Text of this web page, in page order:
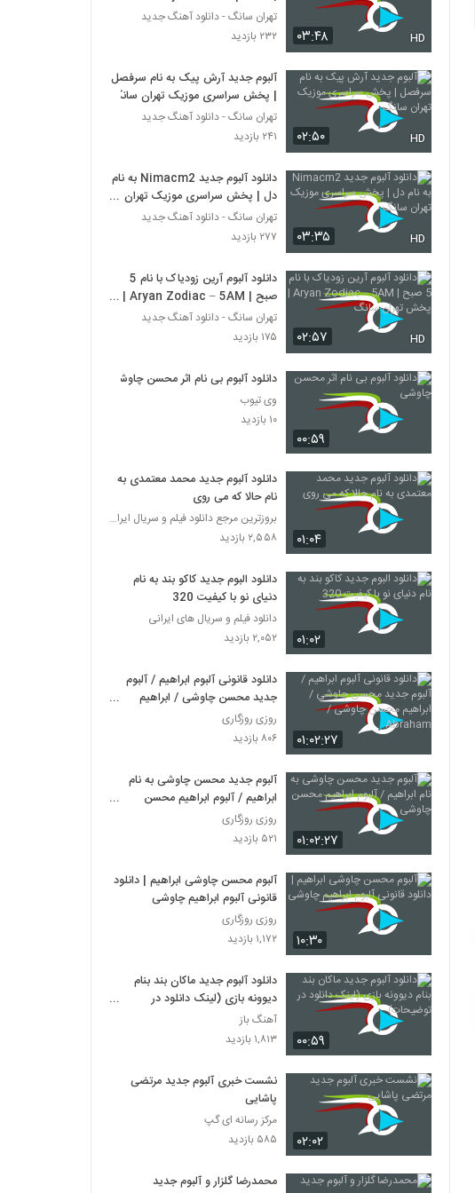
۰۳:۴۸ HD
تهران سانگ - دانلود آهنگ جدید
۲۳۲ بازدید
۰۲:۵۰ HD
آلبوم جدید آرش پیک به نام سرفصل
| پخش سراسری موزیک تهران سانگ
تهران سانگ - دانلود آهنگ جدید
۲۴۱ بازدید
۰۳:۳۵ HD
دانلود آلبوم جدید Nimacm2 به نام
دل | پخش سراسری موزیک تهران
سانگ
تهران سانگ - دانلود آهنگ جدید
۲۷۷ بازدید
۰۲:۵۷ HD
دانلود آلبوم آرین زودیاک با نام 5
صبح | Aryan Zodiac – 5AM |
پخش تهران سانگ
تهران سانگ - دانلود آهنگ جدید
۱۷۵ بازدید
۰۰:۵۹
دانلود آلبوم بی نام اثر محسن چاوشی
وی تیوب
۱۰ بازدید
۰۱:۰۴
دانلود آلبوم جدید محمد معتمدی به
نام حالا که می روی
بروزترین مرجع دانلود فیلم و سریال ایرانی
۲,۵۵۸ بازدید
۰۱:۰۲
دانلود البوم جدید کاکو بند به نام
دنیای نو با کیفیت 320
دانلود فیلم و سریال های ایرانی
۲,۰۵۲ بازدید
۰۱:۰۲:۲۷
دانلود قانونی آلبوم ابراهیم / آلبوم
جدید محسن چاوشی / ابراهیم
محسن چاوشی / Abraham
روزی روزگاری
۸۰۶ بازدید
۰۱:۰۲:۲۷
آلبوم جدید محسن چاوشی به نام
ابراهیم / آلبوم ابراهیم محسن
چاوشی
روزی روزگاری
۵۲۱ بازدید
۱۰:۳۰
آلبوم محسن چاوشی ابراهیم | دانلود
قانونی آلبوم ابراهیم چاوشی
روزی روزگاری
۱,۱۷۲ بازدید
۰۰:۵۹
دانلود آلبوم جدید ماکان بند بنام
دیوونه بازی (لینک دانلود در
توضیحات)
آهنگ باز
۱,۸۱۳ بازدید
۰۲:۰۲
نشست خبری آلبوم جدید مرتضی
پاشایی
مرکز رسانه ای گپ
۵۸۵ بازدید
محمدرضا گلزار و آلبوم جدید